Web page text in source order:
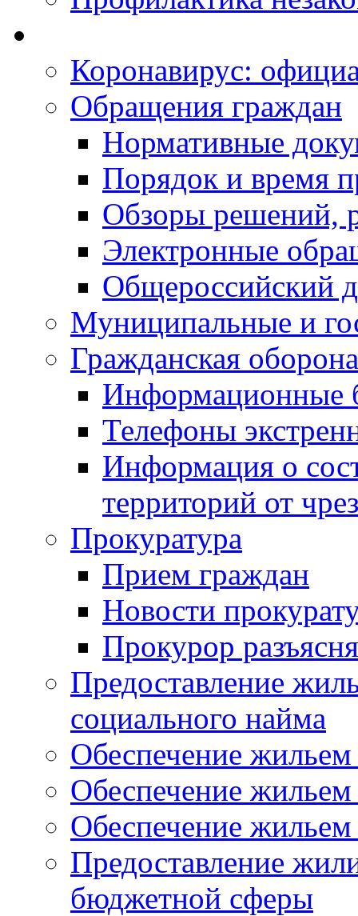
Коронавирус:
Обращения граждан
Нормативные
Порядок и время
Обзоры решений,
Электронные
Общероссийский
Муниципальные и
Гражданская
Информационные
Телефоны
Информация о
территорий от
Прокуратура
Прием граждан
Новости
Прокурор
Предоставление
социального найма
Обеспечение
Обеспечение
Обеспечение жильем
Предоставление
бюджетной сферы